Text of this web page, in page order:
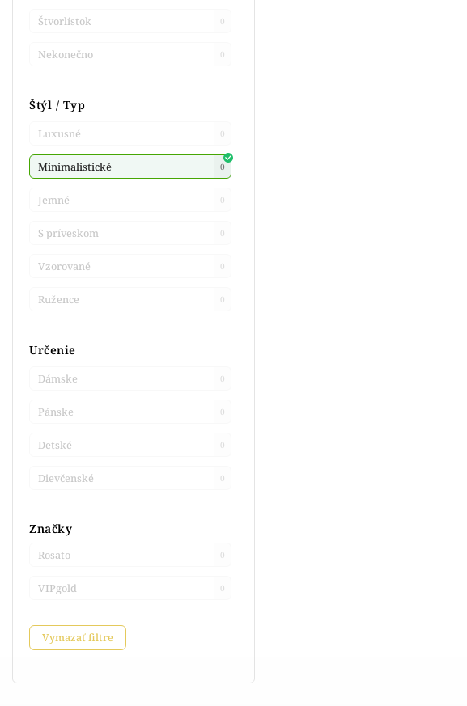
Značky
Rosato 0
VIPgold 0
Štvorlístok 0
Nekonečno 0
Štýl / Typ
Luxusné 0
Minimalistické 0
Jemné 0
S príveskom 0
Vzorované 0
Ružence 0
Určenie
Dámske 0
Pánske 0
Detské 0
Dievčenské 0
Vymazať filtre